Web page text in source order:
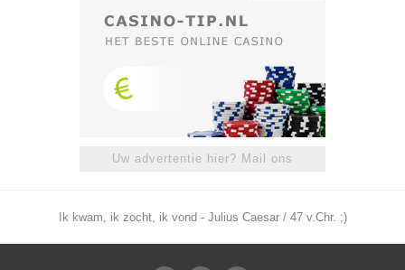
Uw advertentie hier? Mail ons
Ik kwam, ik zocht, ik vond - Julius Caesar / 47 v.Chr. ;)